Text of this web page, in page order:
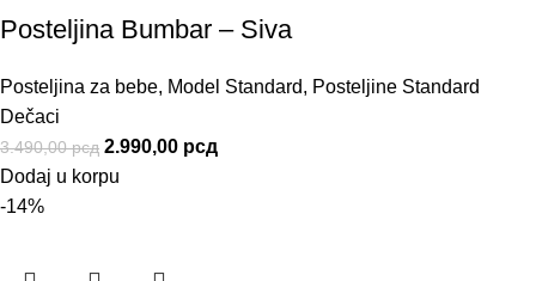
Posteljina Bumbar – Siva
Posteljina za bebe, Model Standard, Posteljine Standard
Dečaci
3.490,00рсд 2.990,00 рсд
Dodaj u korpu
-14%